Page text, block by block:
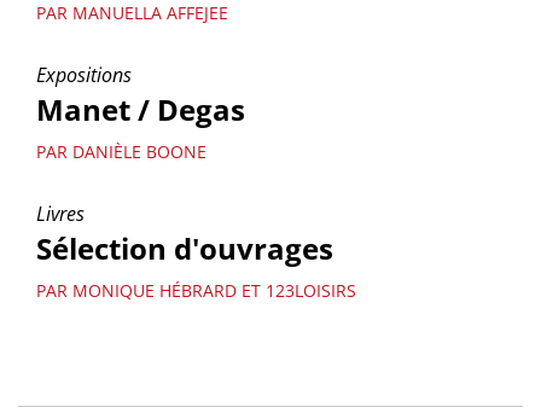
PAR MANUELLA AFFEJEE
Expositions
Manet / Degas
PAR DANIÈLE BOONE
Livres
Sélection d'ouvrages
PAR MONIQUE HÉBRARD ET 123LOISIRS